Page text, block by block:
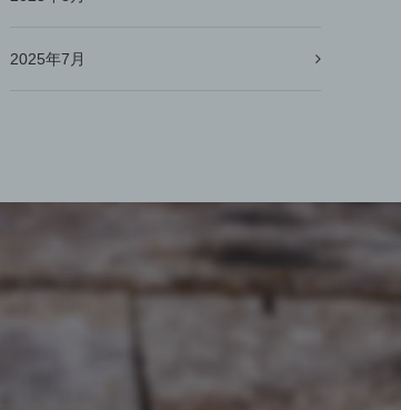
2025年7月